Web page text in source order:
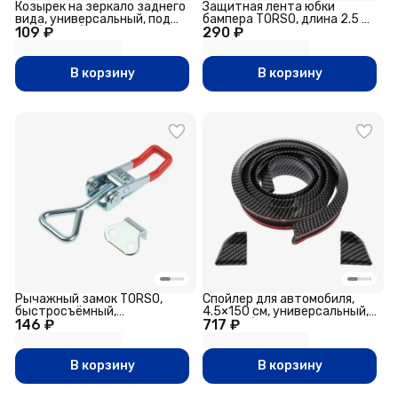
109 ₽
Козырек на зеркало заднего
вида, универсальный, под
карбон, набор 2 шт.
В корзину
290 ₽
Защитная лента юбки
бампера TORSO, длина 2.5 м,
высота 5 см, черный
В корзину
146 ₽
Рычажный замок TORSO,
быстросъёмный,
регулируемый
В корзину
717 ₽
Спойлер для автомобиля,
4.5×150 см, универсальный,
под карбон, черный
В корзину